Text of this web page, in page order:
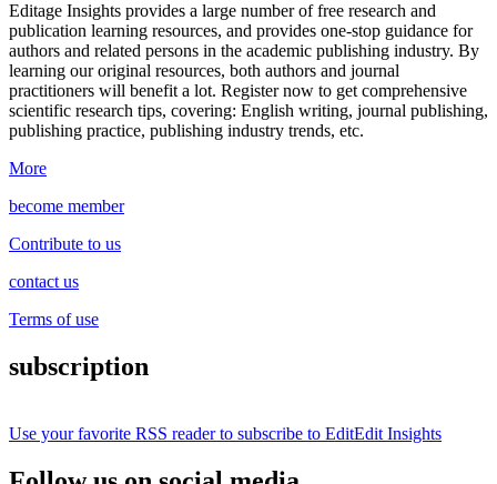
Editage Insights provides a large number of free research and
publication learning resources, and provides one-stop guidance for
authors and related persons in the academic publishing industry. By
learning our original resources, both authors and journal
practitioners will benefit a lot. Register now to get comprehensive
scientific research tips, covering: English writing, journal publishing,
publishing practice, publishing industry trends, etc.
More
become member
Contribute to us
contact us
Terms of use
subscription
Use your favorite RSS reader to subscribe to EditEdit Insights